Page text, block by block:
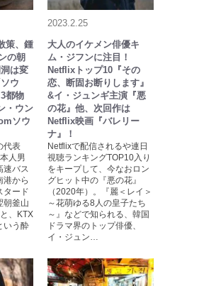
策、鍾
の朝
は変
ウ
都物
・ウン
ソウ
代表
人男
速バス
港から
タード
朝釜山
、KTX
いう酔
2023.2.25
大人のイケメン俳優キ
ム・ジフンに注目！
Netflixトップ10『その
恋、断固お断りします』
&イ・ジュンギ主演『悪
の花』他、次回作は
Netflix映画『バレリー
ナ』！
Netflixで配信されるや連日
視聴ランキングTOP10入り
をキープして、今なおロン
グヒット中の『悪の花』
（2020年）。『麗＜レイ＞
～花萌ゆる8人の皇子たち
～』などで知られる、韓国
ドラマ界のトップ俳優、
イ・ジュン…